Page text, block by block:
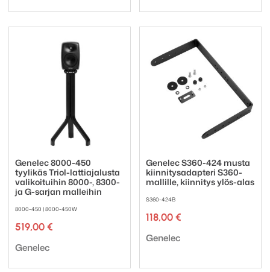
Genelec 8000-450
tyylikäs Triol-lattiajalusta
valikoituihin 8000-, 8300-
ja G-sarjan malleihin
8000-450 | 8000-450W
519,00 €
Tuotemerkki:
Genelec
Genelec S360-424 musta
kiinnitysadapteri S360-
mallille, kiinnitys ylös-alas
S360-424B
118,00 €
Tuotemerkki:
Genelec